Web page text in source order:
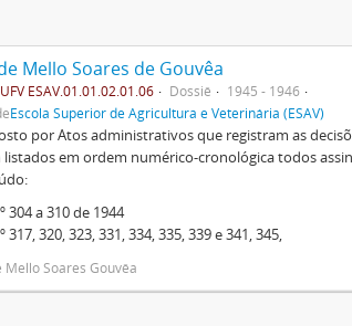
Mello Soares de Gouvêa
ESAV.01.01.02.01.06 Dossiê
1945 - 1946
Escola Superior de Agricultura e Veterinária (ESAV)
por Atos administrativos que registram as
listados em ordem numérico-cronológica todos
304 a 310 de 1944
317, 320, 323, 331, 334, 335, 339 e 341, 345,
Mello Soares Gouvêa